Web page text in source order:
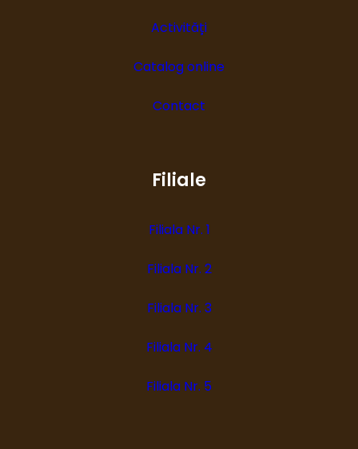
Activități
Catalog online
Contact
Filiale
Filiala Nr. 1
Filiala Nr. 2
Filiala Nr. 3
Filiala Nr. 4
Filiala Nr. 5